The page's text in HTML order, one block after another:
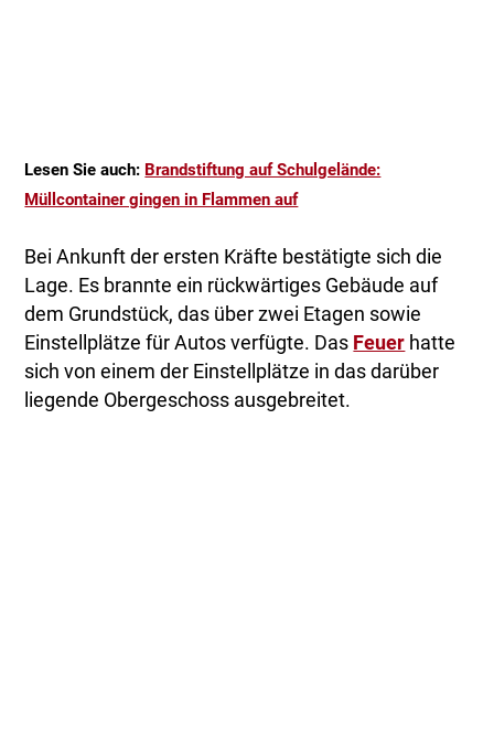
Lesen Sie auch: Brandstiftung auf Schulgelände:
Müllcontainer gingen in Flammen auf
Bei Ankunft der ersten Kräfte bestätigte sich die
Lage. Es brannte ein rückwärtiges Gebäude auf
dem Grundstück, das über zwei Etagen sowie
Einstellplätze für Autos verfügte. Das Feuer hatte
sich von einem der Einstellplätze in das darüber
liegende Obergeschoss ausgebreitet.